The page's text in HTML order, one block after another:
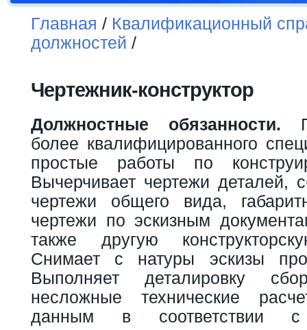
Вы здесь
Главная / Квалификационный
должностей /
Чертежник-конструктор
Должностные обязанности.
более квалифицированного
простые работы по
Вычерчивает чертежи деталей,
чертежи общего вида,
чертежи по эскизным
также другую
Снимает с натуры эскизы
Выполняет деталировку
несложные технические
данным в соответствии с